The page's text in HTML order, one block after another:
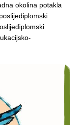
okolina potakla